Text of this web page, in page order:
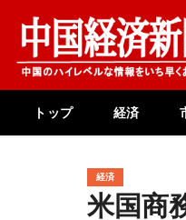
content
トップ 経済
経済
米国商